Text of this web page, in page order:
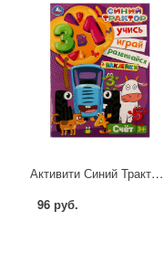
Активити Синий Трактор. Счёт. Учись! Играй! Развивайся! 3 в1 + наклейки! УМка 978-5-506-07567-7
96 руб.